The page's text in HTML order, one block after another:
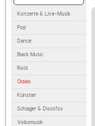
Konzerte & Live-Musik
Pop
Dance
Black Music
Rock
Oldies
Künstler
Schlager & Discofox
Volksmusik